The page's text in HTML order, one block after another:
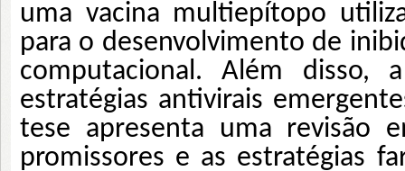
uma vacina multiepítopo
para o desenvolvimento de
computacional. Além disso,
estratégias antivirais
tese apresenta uma revisão
promissores e as estratégias